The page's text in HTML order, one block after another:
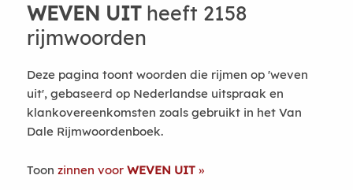
WEVEN UITheeft 2158
rijmwoorden
Deze pagina toont woorden die rijmen op 'weven
uit', gebaseerd op Nederlandse uitspraak en
klankovereenkomsten zoals gebruikt in het Van
Dale Rijmwoordenboek.
Toon zinnen voor WEVEN UIT